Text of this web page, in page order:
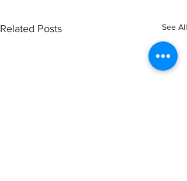
Related Posts See All